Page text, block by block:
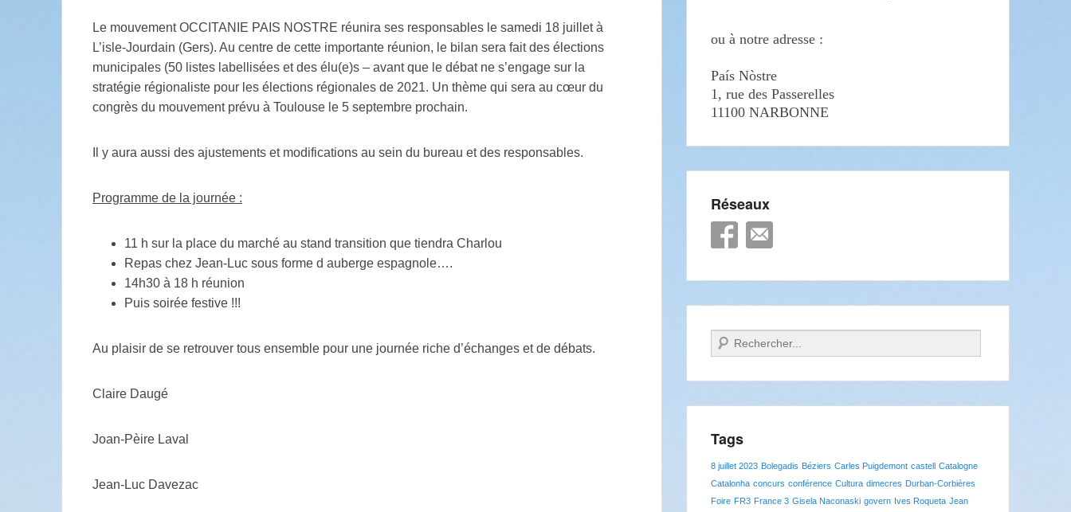
Le mouvement OCCITANIE PAIS NOSTRE réunira ses responsables le samedi 18 juillet à
L’isle-Jourdain (Gers). Au centre de cette importante réunion, le bilan sera fait des élections
municipales (50 listes labellisées et des élu(e)s – avant que le débat ne s’engage sur la
stratégie régionaliste pour les élections régionales de 2021. Un thème qui sera au cœur du
congrès du mouvement prévu à Toulouse le 5 septembre prochain.
Il y aura aussi des ajustements et modifications au sein du bureau et des responsables.
Programme de la journée :
11 h sur la place du marché au stand transition que tiendra Charlou
Repas chez Jean-Luc sous forme d auberge espagnole….
14h30 à 18 h réunion
Puis soirée festive !!!
Au plaisir de se retrouver tous ensemble pour une journée riche d’échanges et de débats.
Claire Daugé
Joan-Pèire Laval
Jean-Luc Davezac
ou à notre adresse :
País Nòstre
1, rue des Passerelles
11100 NARBONNE
Réseaux
Recherche
Tags
8 juillet 2023 Bolegadis Béziers Carles Puigdemont castell Catalogne
Catalonha concurs conférence Cultura dimecres Durban-Corbières
Foire FR3 France 3 Gisela Naconaski govern Ives Roqueta Jean